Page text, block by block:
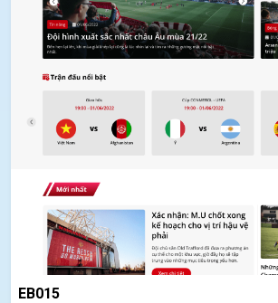
EB015